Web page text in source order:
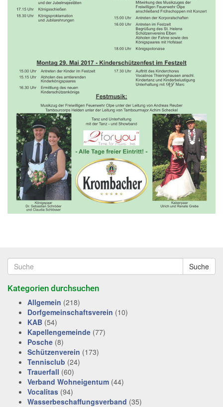
Suche
Kategorien durchsuchen
Allgemein (218)
Dorfgemeinschaftsverein (10)
KAB (54)
Kapellengemeinde (77)
Posche (8)
Schützenverein (173)
Tennisclub (24)
Trauerfall (60)
Verband Wohneigentum (44)
Vocalitas (94)
Wasserbeschaffungsverband (35)